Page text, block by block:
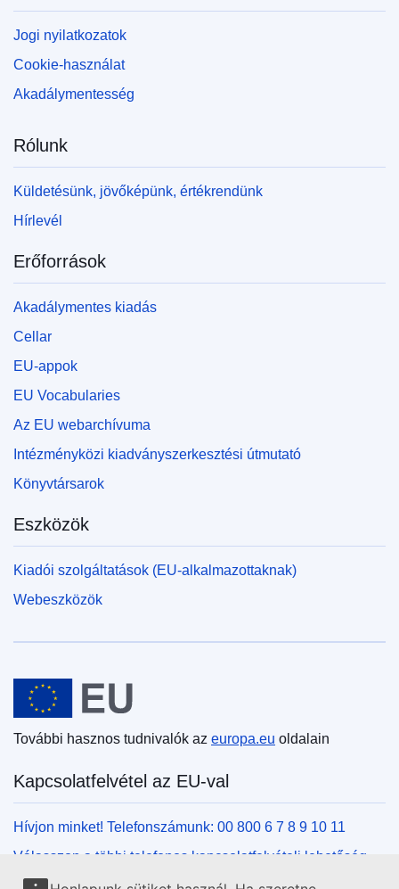
Jogi nyilatkozatok
Cookie-használat
Akadálymentesség
Rólunk
Küldetésünk, jövőképünk, értékrendünk
Hírlevél
Erőforrások
Akadálymentes kiadás
Cellar
EU-appok
EU Vocabularies
Az EU webarchívuma
Intézményközi kiadványszerkesztési útmutató
Könyvtársarok
Eszközök
Kiadói szolgáltatások (EU-alkalmazottaknak)
Webeszközök
Európai Unió
További hasznos tudnivalók az europa.eu oldalain
Kapcsolatfelvétel az EU-val
Hívjon minket! Telefonszámunk: 00 800 6 7 8 9 10 11
Válasszon a többi telefonos kapcsolatfelvételi lehetőség
közül!